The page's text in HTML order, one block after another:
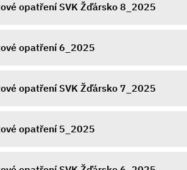
opatření SVK Žďársko 8_2025
opatření 6_2025
opatření SVK Žďársko 7_2025
opatření 5_2025